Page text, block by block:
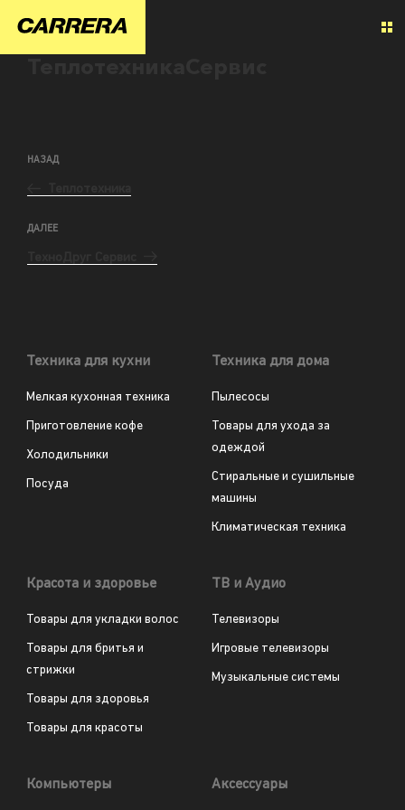
НАЗАД
ДАЛЕЕ
Техника для кухни
Мелкая кухонная техника
Приготовление кофе
Холодильники
Посуда
Техника для дома
Пылесосы
Товары для ухода за
одеждой
Стиральные и сушильные
машины
Климатическая техника
Красота и здоровье
Товары для укладки волос
Товары для бритья и
стрижки
Товары для здоровья
Товары для красоты
ТВ и Аудио
Телевизоры
Игровые телевизоры
Музыкальные системы
Компьютеры Аксессуары